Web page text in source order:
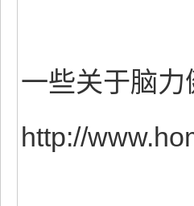
一些关于脑力
http://